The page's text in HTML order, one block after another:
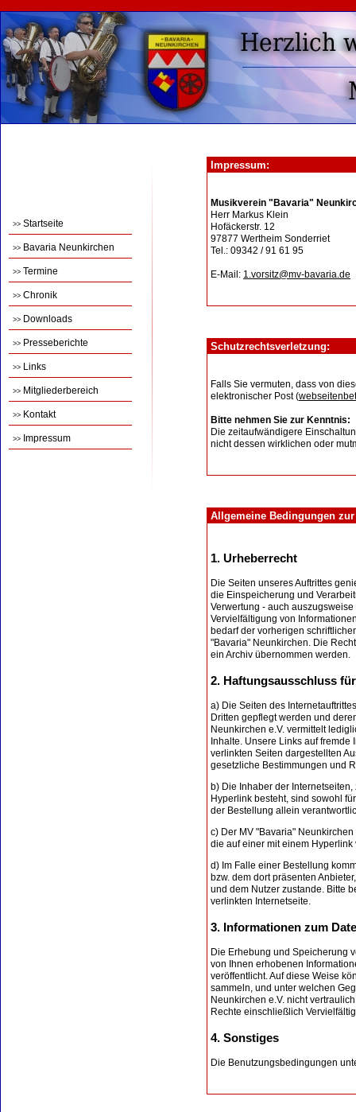
>> Startseite
>> Bavaria Neunkirchen
>> Termine
>> Chronik
>> Downloads
>> Presseberichte
>> Links
>> Mitgliederbereich
>> Kontakt
>> Impressum
Impressum:
Musikverein "Bavaria"
Herr Markus Klein
Hofäckerstr. 12
97877 Wertheim Sonderriet
Tel.: 09342 / 91 61 95
E-Mail: 1.vorsitz@mv-bavaria.de
Schutzrechtsverletzung:
Falls Sie vermuten, dass von
elektronischer Post (
Bitte nehmen Sie zur Kenntnis:
Die zeitaufwändigere
nicht dessen wirklichen oder
Allgemeine Bedingungen
1. Urheberrecht
Die Seiten unseres Auftrittes
die Einspeicherung und
Verwertung - auch
Vervielfältigung von
bedarf der vorherigen
"Bavaria" Neunkirchen. Die
ein Archiv übernommen werden.
2. Haftungsausschluss
a) Die Seiten des
Dritten gepflegt werden und
Neunkirchen e.V. vermittelt
Inhalte. Unsere Links auf
verlinkten Seiten dargestellten
gesetzliche Bestimmungen und
b) Die Inhaber der
Hyperlink besteht, sind sowohl
der Bestellung allein
c) Der MV "Bavaria"
die auf einer mit einem
d) Im Falle einer Bestellung
bzw. dem dort präsenten
und dem Nutzer zustande. Bitte
verlinkten Internetseite.
3. Informationen zum
Die Erhebung und Speicherung
von Ihnen erhobenen
veröffentlicht. Auf diese Weise
sammeln, und unter welchen
Neunkirchen e.V. nicht
Rechte einschließlich
4. Sonstiges
Die Benutzungsbedingungen